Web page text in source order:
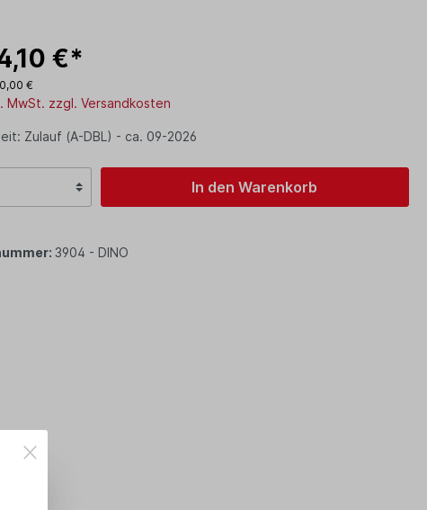
€*
€
MwSt. zzgl. Versandkosten
Zulauf (A-DBL) - ca. 09-2026
In den Warenkorb
3904 - DINO